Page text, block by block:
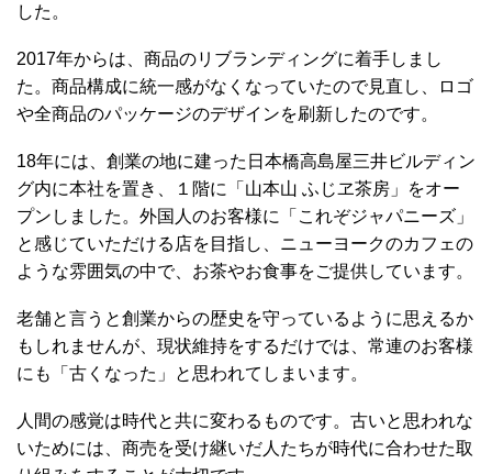
した。
2017年からは、商品のリブランディングに着手しまし
た。商品構成に統一感がなくなっていたので見直し、ロゴ
や全商品のパッケージのデザインを刷新したのです。
18年には、創業の地に建った日本橋高島屋三井ビルディン
グ内に本社を置き、１階に「山本山 ふじヱ茶房」をオー
プンしました。外国人のお客様に「これぞジャパニーズ」
と感じていただける店を目指し、ニューヨークのカフェの
ような雰囲気の中で、お茶やお食事をご提供しています。
老舗と言うと創業からの歴史を守っているように思えるか
もしれませんが、現状維持をするだけでは、常連のお客様
にも「古くなった」と思われてしまいます。
人間の感覚は時代と共に変わるものです。古いと思われな
いためには、商売を受け継いだ人たちが時代に合わせた取